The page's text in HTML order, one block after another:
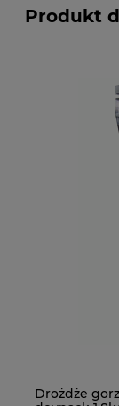
Produkt
Drożdże